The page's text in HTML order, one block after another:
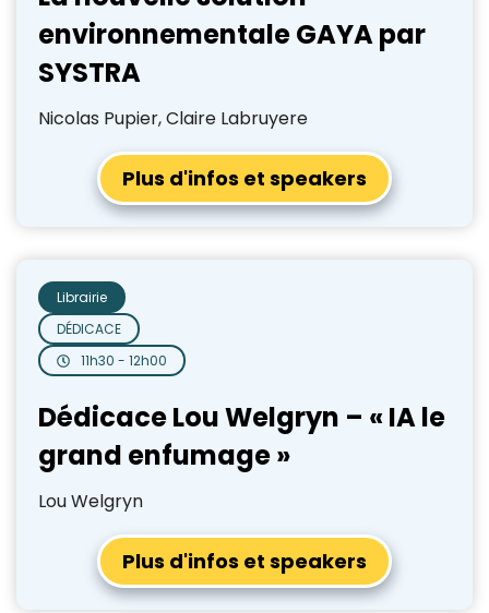
environnementale GAYA par
SYSTRA
Nicolas Pupier, Claire Labruyere
Plus d'infos et speakers
11h30 - 12h00
DÉDICACE
Librairie
Dédicace Lou Welgryn – « IA le
grand enfumage »
Lou Welgryn
Plus d'infos et speakers